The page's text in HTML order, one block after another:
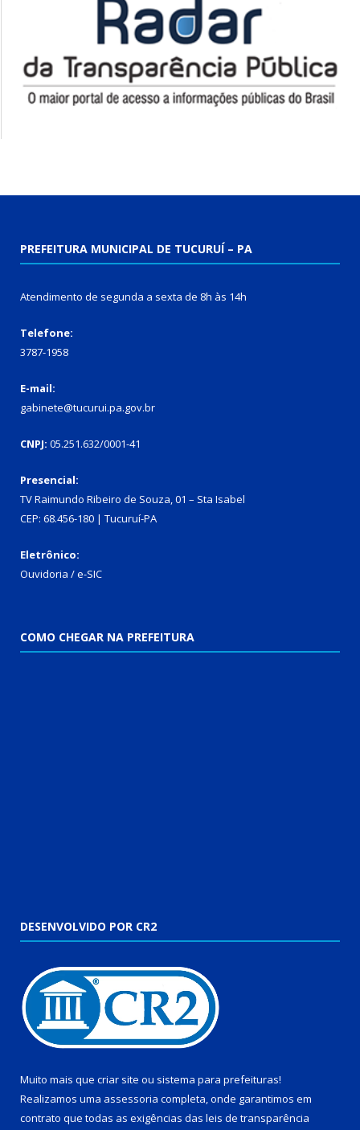
PREFEITURA MUNICIPAL DE TUCURUÍ – PA
Atendimento de segunda a sexta de 8h às 14h
Telefone:
3787-1958
E-mail:
gabinete@tucurui.pa.gov.br
CNPJ: 05.251.632/0001-41
Presencial:
TV Raimundo Ribeiro de Souza, 01 – Sta Isabel
CEP: 68.456-180 | Tucuruí-PA
Eletrônico:
Ouvidoria /e-SIC
COMO CHEGAR NA PREFEITURA
DESENVOLVIDO POR CR2
Muito mais que criar site ou sistema para prefeituras!
Realizamos uma assessoria completa, onde garantimos em
contrato que todas as exigências das leis de transparência